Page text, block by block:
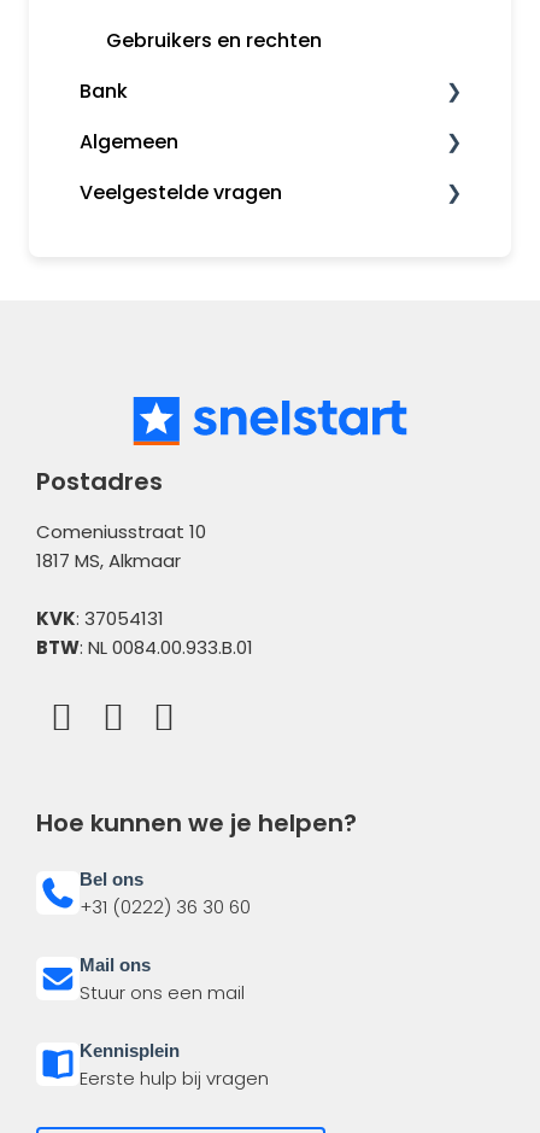
Rapporten
MijnSnelStart
Koppelingen
Gebruikers en rechten
Bank
Automatische bankkoppelingen
Bankafschriften inlezen
Algemeen
Administratiebeheer
Veelgestelde vragen
Bank
Meldingen
Postadres
Comeniusstraat 10
1817 MS, Alkmaar
KVK: 37054131
BTW: NL 0084.00.933.B.01
Hoe kunnen we je helpen?
Bel ons
+31 (0222) 36 30 60
Mail ons
Stuur ons een mail
Kennisplein
Eerste hulp bij vragen